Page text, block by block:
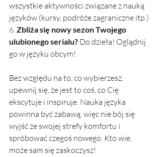
wszystkie aktywności związane z nauką
języków (kursy, podróże zagraniczne itp.)
6. Zbliża się nowy sezon Twojego
ulubionego serialu? Do dzieła! Oglądnij
go w języku obcym!
Bez względu na to, co wybierzesz,
upewnij się, że jest to coś, co Cię
ekscytuje i inspiruje. Nauka języka
powinna być zabawą, więc nie bój się
wyjść ze swojej strefy komfortu i
spróbować czegoś nowego. Kto wie,
może sam się zaskoczysz!